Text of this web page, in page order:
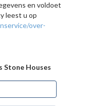
en voldoet
leest u op
over-
Stone Houses